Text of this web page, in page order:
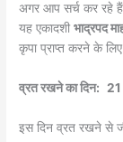
अगर आप सर्च कर रहे
यह एकादशीभाद्रपद
कृपा प्राप्त करने के
व्रत रखने का दिन: 21
इस दिन व्रत रखने से